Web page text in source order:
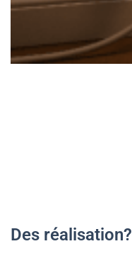
Des réalisation?